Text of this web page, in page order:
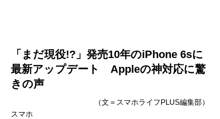
「まだ現役!?」発売10年のiPhone 6sに
最新アップデート Appleの神対応に驚
きの声
（文＝スマホライフPLUS編集部）
スマホ